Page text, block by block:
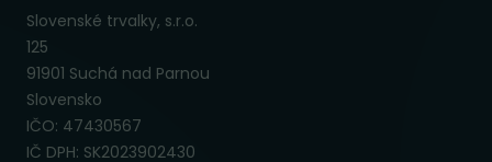
Slovenské trvalky, s.r.o.
125
91901 Suchá nad Parnou
Slovensko
IČO: 47430567
IČ DPH: SK2023902430